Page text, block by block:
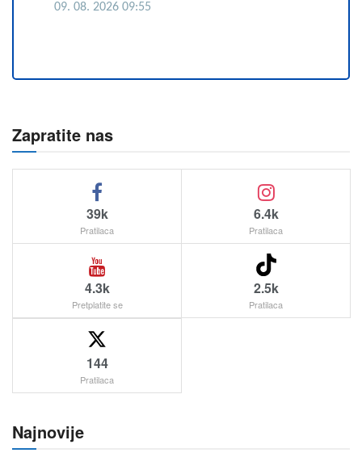
09. 08. 2026 09:55
Zapratite nas
39k
Pratilaca
6.4k
Pratilaca
4.3k
Pretplatite se
2.5k
Pratilaca
144
Pratilaca
Najnovije